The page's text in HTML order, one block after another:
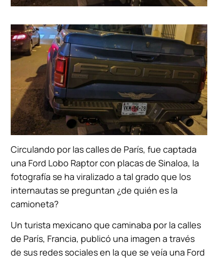
Circulando por las calles de París, fue captada
una Ford Lobo Raptor con placas de Sinaloa, la
fotografía se ha viralizado a tal grado que los
internautas se preguntan ¿de quién es la
camioneta?
Un turista mexicano que caminaba por la calles
de París, Francia, publicó una imagen a través
de sus redes sociales en la que se veía una Ford